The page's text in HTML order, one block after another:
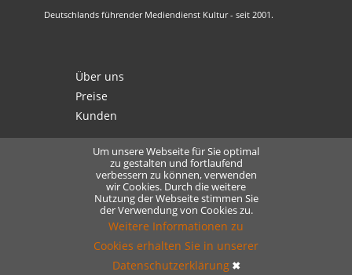
Deutschlands führender Mediendienst Kultur - seit 2001.
Über uns
Preise
Kunden
Kontakt
Datenschutz
Lizensierung
Um unsere Webseite für Sie optimal
zu gestalten und fortlaufend
verbessern zu können, verwenden
wir Cookies. Durch die weitere
Nutzung der Webseite stimmen Sie
der Verwendung von Cookies zu.
Weitere Informationen zu
Cookies erhalten Sie in unserer
Datenschutzerklärung ✖